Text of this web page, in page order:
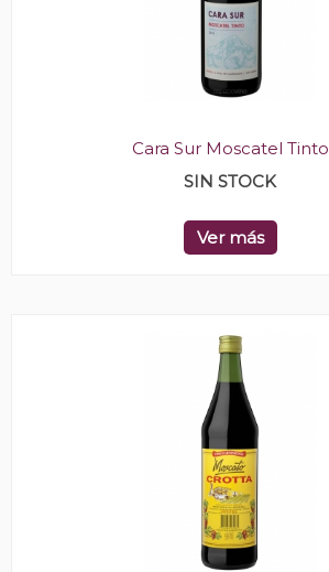
Cara Sur Moscatel Tinto
SIN STOCK
Ver más